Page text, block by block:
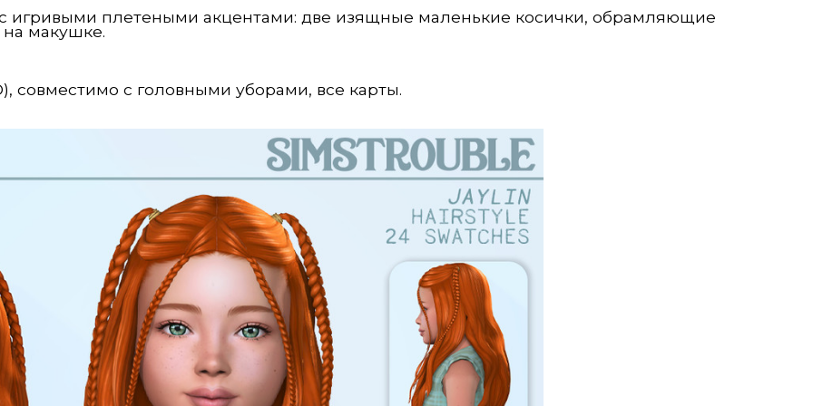
игривыми плетеными акцентами: две изящные маленькие косички, обрамляющие
макушке.
совместимо с головными уборами, все карты.